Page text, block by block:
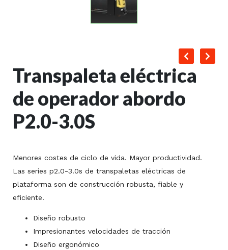
Transpaleta eléctrica
de operador abordo
P2.0-3.0S
Menores costes de ciclo de vida. Mayor productividad.
Las series p2.0-3.0s de transpaletas eléctricas de
plataforma son de construcción robusta, fiable y
eficiente.
Diseño robusto
Impresionantes velocidades de tracción
Diseño ergonómico